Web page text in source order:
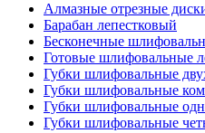
Алмазные отрезные
Барабан лепестковый
Бесконечные
Готовые шлифовальные
Губки шлифовальные
Губки шлифовальные
Губки шлифовальные
Губки шлифовальные